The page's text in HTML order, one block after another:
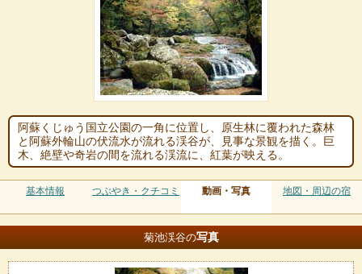
阿蘇くじゅう国立公園の一角に位置し、原生林に覆われた森林
と阿蘇外輪山の伏流水が流れる渓谷が、見事な景観を描く。巨
木、絶壁や奇岩の間を流れる渓流に、紅葉が映える。
基本情報 つぶやき・クチコミ 動画・写真 地図・周辺の宿
菊池渓谷の写真